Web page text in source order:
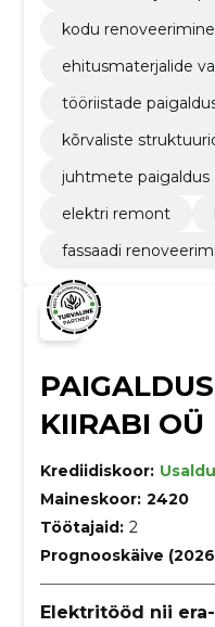
kodu renoveerimine
ehitusmaterjalide
tööriistade
kõrvaliste
juhtmete paigaldus
elektri remont
fassaadi
KIIRABI OÜ
Krediidiskoor:
Maineskoor: 2420
Töötajaid: 2
Prognooskäive
Elektritööd nii